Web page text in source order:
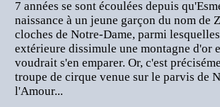
7 années se sont écoulées depuis
naissance à un jeune garçon du nom
cloches de Notre-Dame, parmi
extérieure dissimule une montagne d'or
voudrait s'en emparer. Or, c'est
troupe de cirque venue sur le parvis de
l'Amour...